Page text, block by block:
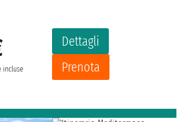
incluse
Dettagli
Prenota